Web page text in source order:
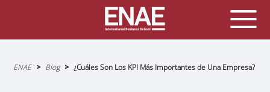
Sobrescribir
ENAE Blog ¿Cuáles Son Los KPI Más Importantes de Una Empresa?